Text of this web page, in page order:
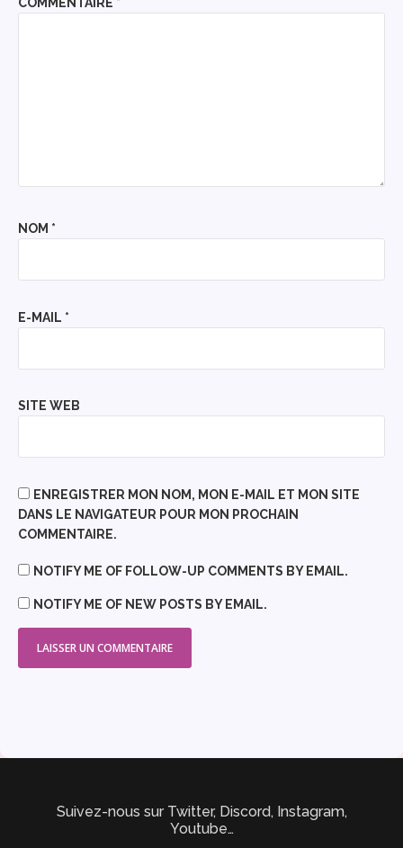
NOM *
E-MAIL *
SITE WEB
ENREGISTRER MON NOM, MON E-MAIL ET MON SITE
DANS LE NAVIGATEUR POUR MON PROCHAIN
COMMENTAIRE.
NOTIFY ME OF FOLLOW-UP COMMENTS BY EMAIL.
NOTIFY ME OF NEW POSTS BY EMAIL.
Suivez-nous sur Twitter, Discord, Instagram,
Youtube…